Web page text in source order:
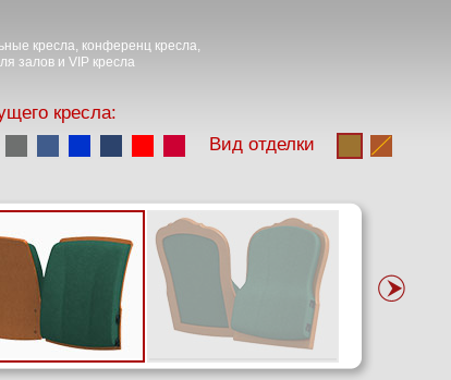
кресла, конференц кресла,
залов и VIP кресла
кресла:
Вид отделки